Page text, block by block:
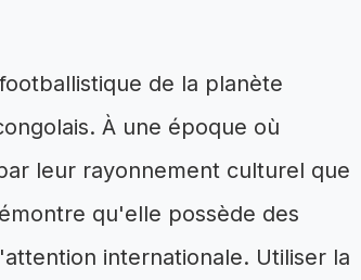
de la planète
À une époque où
leur rayonnement culturel que
qu'elle possède des
internationale. Utiliser la